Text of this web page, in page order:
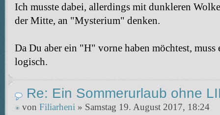
Ich musste dabei, allerdings mit dunkleren
der Mitte, an "Mysterium" denken.
Da Du aber ein "H" vorne haben möchtest,
logisch.
Re: Ein Sommerurlaub ohne
von Filiarheni » Samstag 19. August 2017, 18:24